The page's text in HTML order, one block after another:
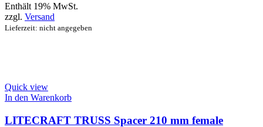
Enthält 19% MwSt.
zzgl. Versand
Lieferzeit: nicht angegeben
Quick view
In den Warenkorb
LITECRAFT TRUSS Spacer 210 mm female